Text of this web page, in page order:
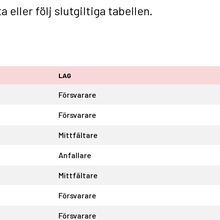
eller följ slutgiltiga tabellen.
LAG
Försvarare
Försvarare
Mittfältare
Anfallare
Mittfältare
Försvarare
Försvarare